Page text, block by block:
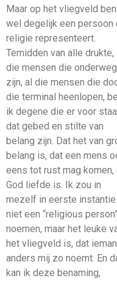
Maar op het vliegveld
wel degelijk een persoon
religie representeert.
Temidden van alle drukte,
die mensen die onderweg
zijn, al die mensen die
die terminal heenlopen,
ik degene die er voor
dat gebed en stilte van
belang zijn. Dat het van
belang is, dat een mens
eens tot rust mag komen,
God liefde is. Ik zou in
mezelf in eerste instantie
niet een “religious person”
noemen, maar het leuke
het vliegveld is, dat
anders mij zo noemt. En
kan ik deze benaming,